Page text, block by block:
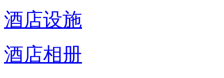
酒店设施
酒店相册